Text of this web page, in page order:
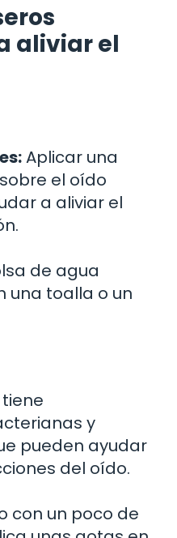
aliviar el
Aplicar una
el oído
a aliviar el
de agua
una toalla o un
tiene
y
pueden ayudar
del oído.
con un poco de